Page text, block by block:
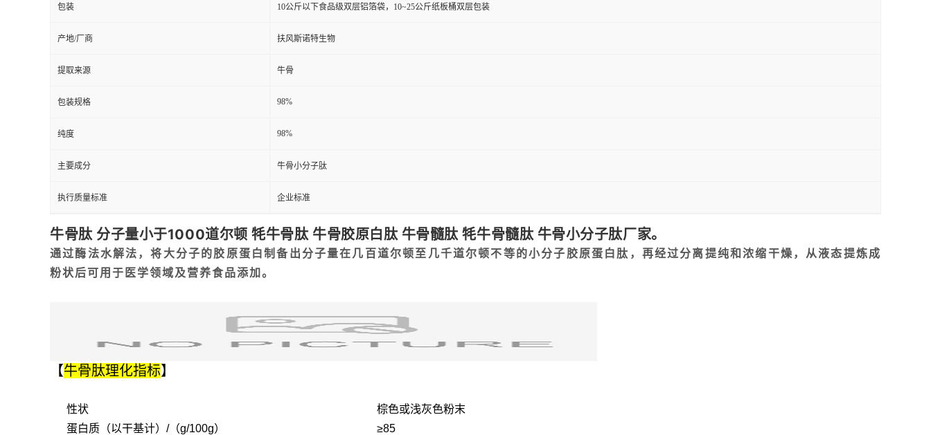
包装 10公斤以下食品级双层铝箔袋，10~25公斤纸板桶双层包装
产地/厂商 扶风斯诺特生物
提取来源 牛骨
包装规格 98%
纯度 98%
主要成分 牛骨小分子肽
执行质量标准 企业标准
牛骨肽 分子量小于1000道尔顿 牦牛骨肽 牛骨胶原白肽 牛骨髓肽 牦牛骨髓肽 牛骨小分子肽厂家。
通过酶法水解法，将大分子的胶原蛋白制备出分子量在几百道尔顿至几千道尔顿不等的小分子 胶原蛋白肽，再经过分离提纯和浓缩干燥，从液态提炼成
粉状后可用于医学领域及营养食品添加。
【牛骨肽理化指标】
性状
棕色或浅灰色粉末
蛋白质（以干基计）/（g/100g）
≥85